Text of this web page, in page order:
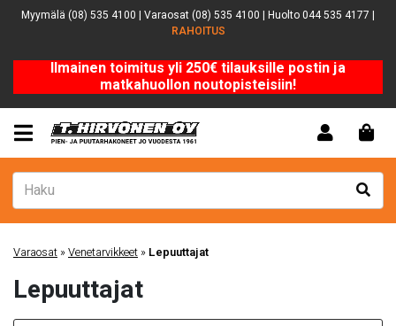
Myymälä (08) 535 4100 | Varaosat (08) 535 4100 | Huolto 044 535 4177 |
RAHOITUS
Ilmainen toimitus yli 250€ tilauksille postin ja
matkahuollon noutopisteisiin!
Varaosat »Venetarvikkeet » Lepuuttajat
Lepuuttajat